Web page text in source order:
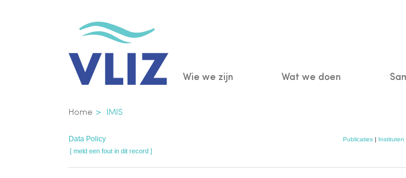
Main
Wie we zijn Wat we doen
Kruimelpad
Home IMIS
Data Policy Publicaties| Instituten
[ meld een fout in dit record ]